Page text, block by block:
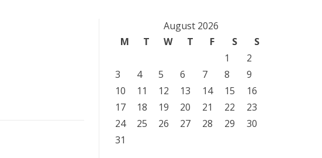
August 2026
M
T W T F S
S
1
2
3
4 5 6 7 8
9
10
11 12 13 14 15
16
17
18 19 20 21 22
23
24
25 26 27 28 29
30
31